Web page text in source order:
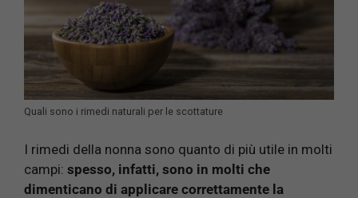
Quali sono i rimedi naturali per le scottature
I rimedi della nonna sono quanto di più utile in molti
campi: spesso, infatti, sono in molti che
dimenticano di applicare correttamente la